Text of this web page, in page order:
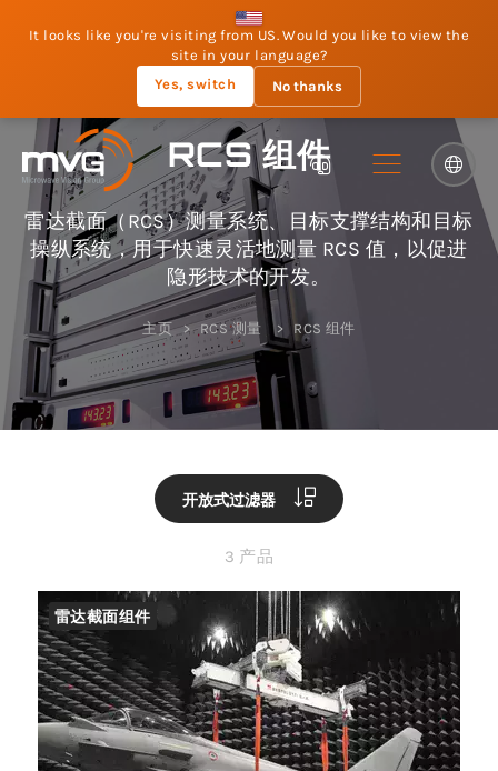
It looks like you're visiting from US. Would you like to view the
site in your language?
Yes, switch
No thanks
RCS 组件
雷达截面（RCS）测量系统、目标支撑结构和目标
操纵系统，用于快速灵活地测量 RCS 值，以促进
隐形技术的开发。
主页 RCS 测量 RCS 组件
开放式过滤器
3 产品
雷达截面组件